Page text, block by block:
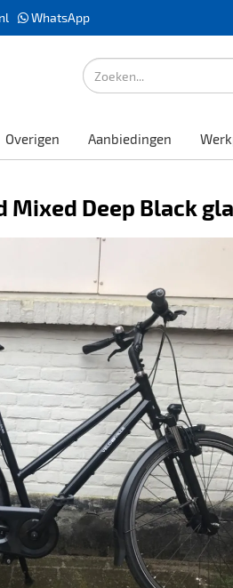
WhatsApp
Overigen Aanbiedingen
Deep Black